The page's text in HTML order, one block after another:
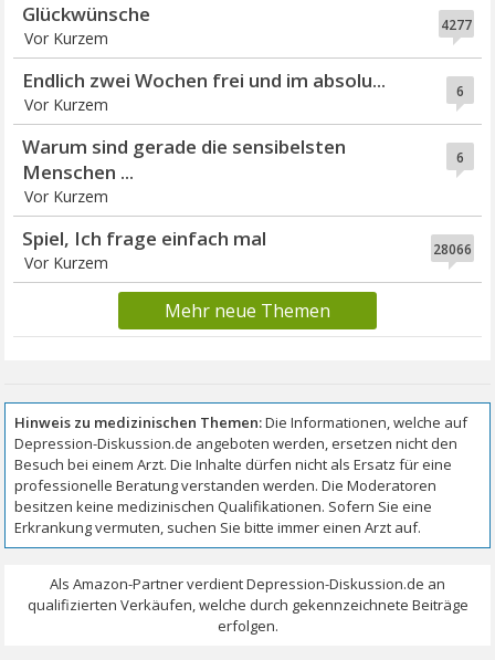
4277
Glückwünsche
Vor Kurzem
6
Endlich zwei Wochen frei und im absolu...
Vor Kurzem
6
Warum sind gerade die sensibelsten
Menschen ...
Vor Kurzem
28066
Spiel, Ich frage einfach mal
Vor Kurzem
Mehr neue Themen